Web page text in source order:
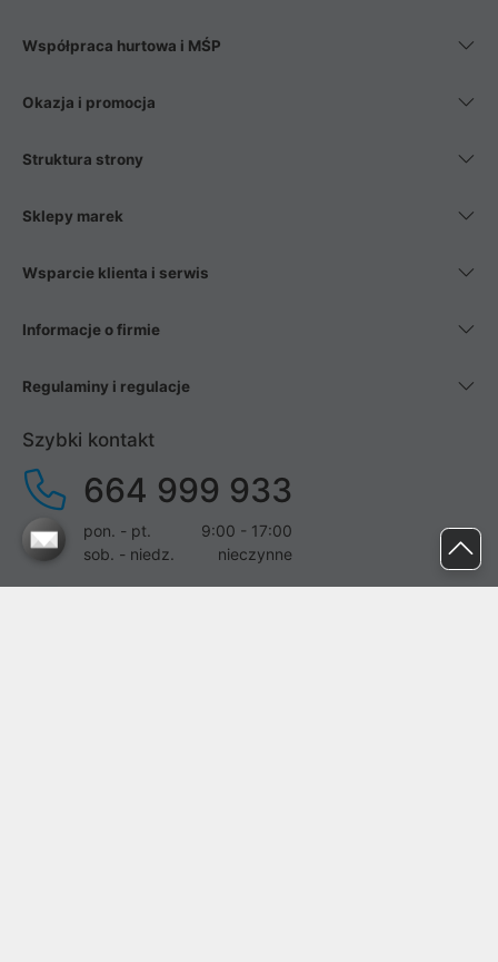
Współpraca hurtowa i MŚP
Okazja i promocja
Struktura strony
Sklepy marek
Wsparcie klienta i serwis
Informacje o firmie
Regulaminy i regulacje
Szybki kontakt
664 999 933
pon. - pt.
9:00 - 17:00
sob. - niedz.
nieczynne